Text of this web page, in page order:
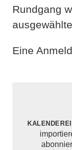
Rundgang
Eine